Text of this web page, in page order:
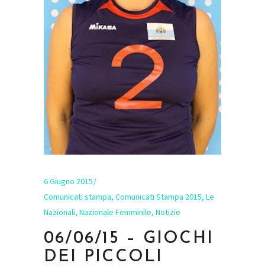
6 Giugno 2015
Comunicati stampa, Comunicati Stampa 2015, Le
Nazionali, Nazionale Femminile, Notizie
06/06/15 – GIOCHI
DEI PICCOLI